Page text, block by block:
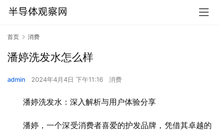
首页 消费
潘婷洗发水怎么样
admin 2024年4月4日 下午11:16 消费
潘婷洗发水：深入解析与用户体验分享
潘婷，一个深受消费者喜爱的护发品牌，凭借其卓越的